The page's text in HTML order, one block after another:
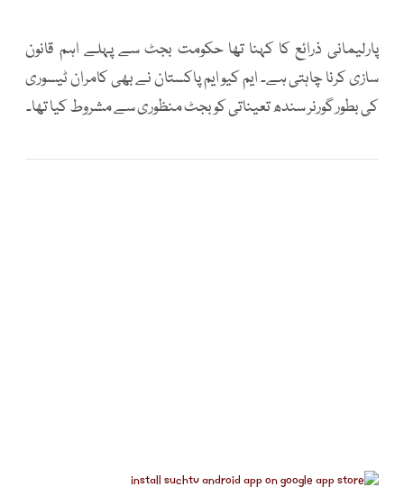
پارلیمانی ذرائع کا کہنا تھا حکومت بجٹ سے پہلے اہم قانون
سازی کرنا چاہتی ہے۔ ایم کیو ایم پاکستان نے بھی کامران ٹیسوری
کی بطور گورنر سندھ تعیناتی کو بجٹ منظوری سے مشروط کیا تھا۔